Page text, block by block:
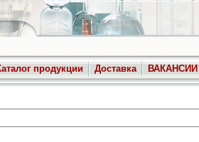
продукции Доставка ВАКАНСИИ